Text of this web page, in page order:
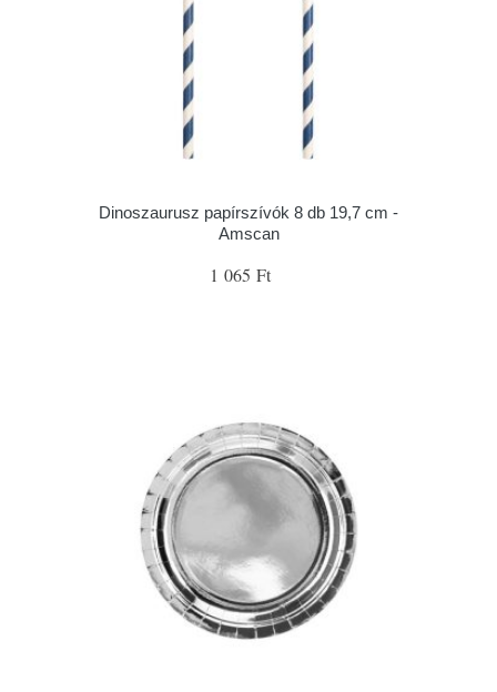
Dinoszaurusz papírszívók 8 db 19,7 cm -
Amscan
1 065 Ft